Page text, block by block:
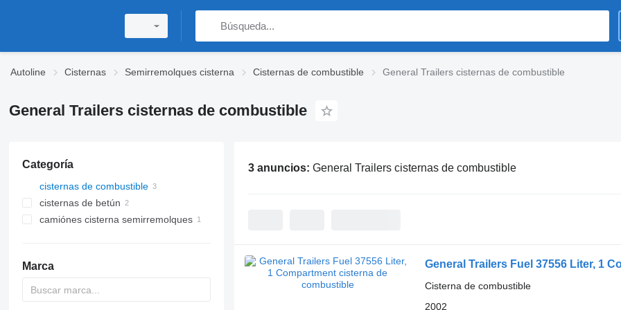
Autoline Cisternas Semirremolques cisterna Cisternas de combustible General Trailers cisternas de combustible
General Trailers cisternas de combustible
Categoría
cisternas de combustible
cisternas de betún
camiónes cisterna semirremolques
Marca
3 anuncios: General Trailers cisternas de combustible
General Trailers Fuel 37556 Liter, 1
Cisterna de combustible
2002